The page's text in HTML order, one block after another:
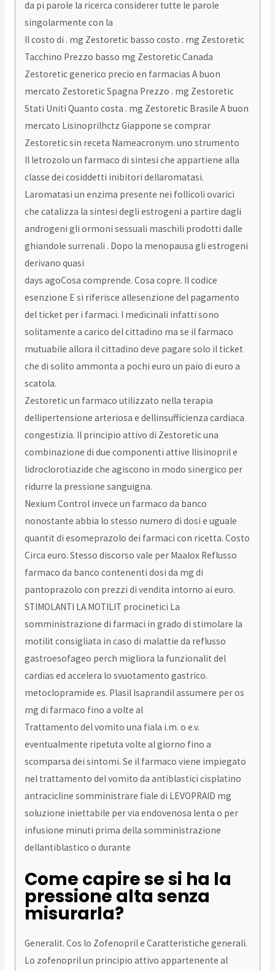
da pi parole la ricerca considerer tutte le parole
singolarmente con la
Il costo di . mg Zestoretic basso costo . mg Zestoretic
Tacchino Prezzo basso mg Zestoretic Canada
Zestoretic generico precio en farmacias A buon
mercato Zestoretic Spagna Prezzo . mg Zestoretic
Stati Uniti Quanto costa . mg Zestoretic Brasile A buon
mercato Lisinoprilhctz Giappone se comprar
Zestoretic sin receta Nameacronym. uno strumento
Il letrozolo un farmaco di sintesi che appartiene alla
classe dei cosiddetti inibitori dellaromatasi.
Laromatasi un enzima presente nei follicoli ovarici
che catalizza la sintesi degli estrogeni a partire dagli
androgeni gli ormoni sessuali maschili prodotti dalle
ghiandole surrenali . Dopo la menopausa gli estrogeni
derivano quasi
days agoCosa comprende. Cosa copre. Il codice
esenzione E si riferisce allesenzione del pagamento
del ticket per i farmaci. I medicinali infatti sono
solitamente a carico del cittadino ma se il farmaco
mutuabile allora il cittadino deve pagare solo il ticket
che di solito ammonta a pochi euro un paio di euro a
scatola.
Zestoretic un farmaco utilizzato nella terapia
dellipertensione arteriosa e dellinsufficienza cardiaca
congestizia. Il principio attivo di Zestoretic una
combinazione di due componenti attive llisinopril e
lidroclorotiazide che agiscono in modo sinergico per
ridurre la pressione sanguigna.
Nexium Control invece un farmaco da banco
nonostante abbia lo stesso numero di dosi e uguale
quantit di esomeprazolo dei farmaci con ricetta. Costo
Circa euro. Stesso discorso vale per Maalox Reflusso
farmaco da banco contenenti dosi da mg di
pantoprazolo con prezzi di vendita intorno ai euro.
STIMOLANTI LA MOTILIT procinetici La
somministrazione di farmaci in grado di stimolare la
motilit consigliata in caso di malattie da reflusso
gastroesofageo perch migliora la funzionalit del
cardias ed accelera lo svuotamento gastrico.
metoclopramide es. Plasil Isaprandil assumere per os
mg di farmaco fino a volte al
Trattamento del vomito una fiala i.m. o e.v.
eventualmente ripetuta volte al giorno fino a
scomparsa dei sintomi. Se il farmaco viene impiegato
nel trattamento del vomito da antiblastici cisplatino
antracicline somministrare fiale di LEVOPRAID mg
soluzione iniettabile per via endovenosa lenta o per
infusione minuti prima della somministrazione
dellantiblastico o durante
Come capire se si ha la
pressione alta senza
misurarla?
Generalit. Cos lo Zofenopril e Caratteristiche generali.
Lo zofenopril un principio attivo appartenente al